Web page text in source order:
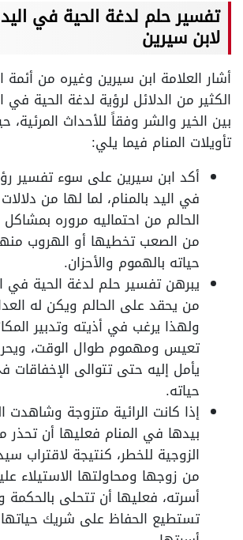
تفسير حلم لدغة الحية في اليد
لابن سيرين
أشار العلامة ابن سيرين وغيره من أئمة
الكثير من الدلائل لرؤية لدغة الحية في
بين الخير والشر وفقاً للأحداث
تأويلات المنام فيما يلي:
أكد ابن سيرين على سوء تفسير
في اليد بالمنام، لما لها من
الحالم من احتماليه مروره
من الصعب تخطيها أو الهروب
حياته بالهموم والأحزان.
يبرهن تفسير حلم لدغة الحية في
من يحقد على الحالم ويكن له
ولهذا يرغب في أذيته وتدبير
تعيس ومهموم طوال الوقت،
يأمل إليه حتى تتوالى
حياته.
إذا كانت الرائية متزوجة وشاهدت
بيدها في المنام فعليها أن
الزوجية للخطر، كنتيجة لاقتراب
من زوجها ومحاولتها الاستيلاء
أسرته، فعليها أن تتحلى بالحكمة
تستطيع الحفاظ على شريك حياتها